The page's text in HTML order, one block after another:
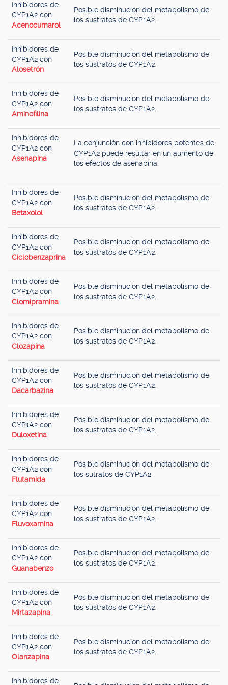
Inhibidores de
CYP1A2 con
Acenocumarol
Posible disminución del metabolismo de
los sustratos de CYP1A2.
Inhibidores de
CYP1A2 con
Alosetrón
Posible disminución del metabolismo de
los sustratos de CYP1A2.
Inhibidores de
CYP1A2 con
Aminofilina
Posible disminución del metabolismo de
los sustratos de CYP1A2.
Inhibidores de
CYP1A2 con
Asenapina
La conjunción con inhibidores potentes de
CYP1A2 puede resultar en un aumento de
los efectos de asenapina.
Inhibidores de
CYP1A2 con
Betaxolol
Posible disminución del metabolismo de
los sustratos de CYP1A2.
Inhibidores de
CYP1A2 con
Ciclobenzaprina
Posible disminución del metabolismo de
los sustratos de CYP1A2.
Inhibidores de
CYP1A2 con
Clomipramina
Posible disminución del metabolismo de
los sustratos de CYP1A2.
Inhibidores de
CYP1A2 con
Clozapina
Posible disminución del metabolismo de
los sustratos de CYP1A2.
Inhibidores de
CYP1A2 con
Dacarbazina
Posible disminución del metabolismo de
los sustratos de CYP1A2.
Inhibidores de
CYP1A2 con
Duloxetina
Posible disminución del metabolismo de
los sustratos de CYP1A2.
Inhibidores de
CYP1A2 con
Flutamida
Posible disminución del metabolismo de
los sutratos de CYP1A2.
Inhibidores de
CYP1A2 con
Fluvoxamina
Posible disminución del metabolismo de
los sustratos de CYP1A2.
Inhibidores de
CYP1A2 con
Guanabenzo
Posible disminución del metabolismo de
los sustratos de CYP1A2.
Inhibidores de
CYP1A2 con
Mirtazapina
Posible disminución del metabolismo de
los sustratos de CYP1A2.
Inhibidores de
CYP1A2 con
Olanzapina
Posible disminución del metabolismo de
los sustratos de CYP1A2.
Inhibidores de